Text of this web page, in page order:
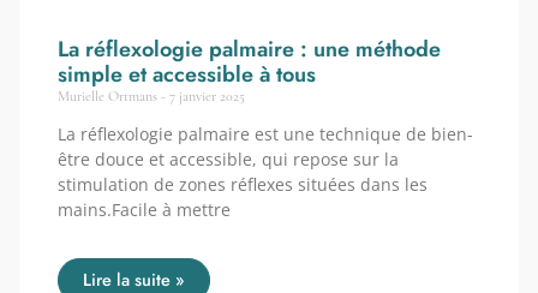
La réflexologie palmaire : une méthode
simple et accessible à tous
Murielle Ortmans 7 janvier 2025
La réflexologie palmaire est une technique de bien-
être douce et accessible, qui repose sur la
stimulation de zones réflexes situées dans les
mains.Facile à mettre
Lire la suite »